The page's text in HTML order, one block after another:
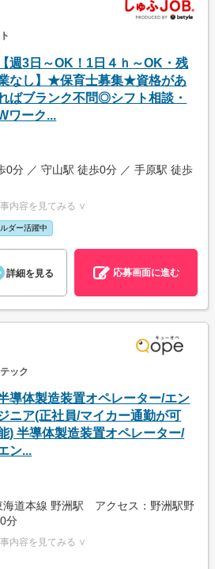
【週3日～OK！1日４ｈ～OK・残
なし】★保育士募集★資格があ
ばブランク不問◎シフト相談・
ワーク...
0分 ／ 守山駅 徒歩0分 ／ 手原駅 徒歩
内容を見てみる ∨
ダー活躍中
詳細を見る 応募画面に進む
ック
導体製造装置オペレーター/エン
ニア(正社員/マイカー通勤が可
) 半導体製造装置オペレーター/
ン...
海道本線 野洲駅 アクセス：野洲駅野
分
内容を見てみる ∨